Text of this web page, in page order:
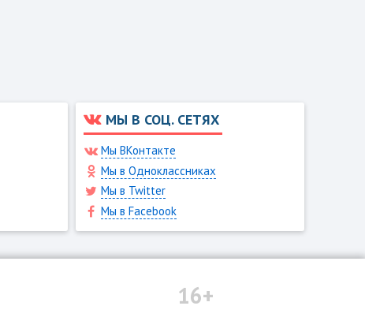
МЫ В СОЦ. СЕТЯХ
Мы ВКонтакте
Мы в Одноклассниках
Мы в Twitter
Мы в Facebook
16+